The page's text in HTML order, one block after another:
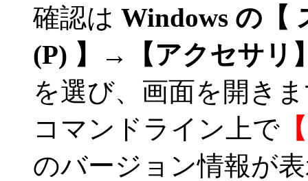
確認は Windows の【
(P) 】→【アクセサリ
を選び、画面を開き
コマンドライン上で
のバージョン情報が